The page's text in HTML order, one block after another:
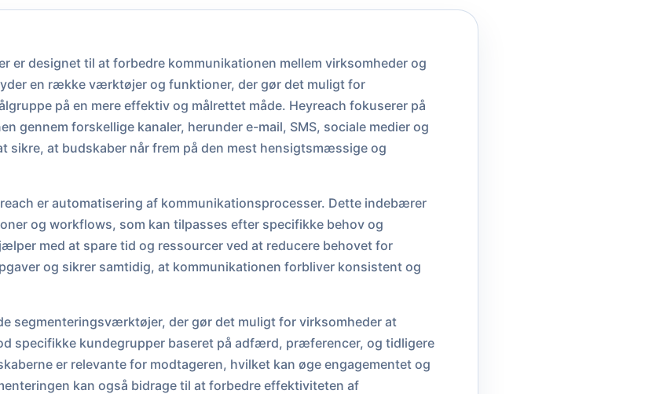
er designet til at forbedre kommunikationen mellem virksomheder og
en række værktøjer og funktioner, der gør det muligt for
på en mere effektiv og målrettet måde. Heyreach fokuserer på
gennem forskellige kanaler, herunder e-mail, SMS, sociale medier og
sikre, at budskaber når frem på den mest hensigtsmæssige og
er automatisering af kommunikationsprocesser. Dette indebærer
og workflows, som kan tilpasses efter specifikke behov og
med at spare tid og ressourcer ved at reducere behovet for
og sikrer samtidig, at kommunikationen forbliver konsistent og
segmenteringsværktøjer, der gør det muligt for virksomheder at
specifikke kundegrupper baseret på adfærd, præferencer, og tidligere
er relevante for modtageren, hvilket kan øge engagementet og
kan også bidrage til at forbedre effektiviteten af